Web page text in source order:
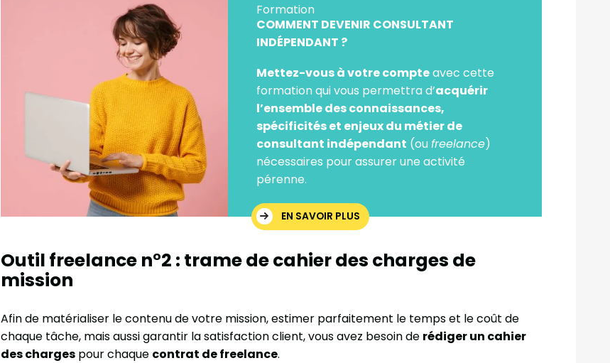
Formation
COMMENT DEVENIR CONSULTANT
INDÉPENDANT ?
Mettez-vous à votre compteavec cette
formation qui vous permettra d’acquérir
l’ensemble des connaissances,
spécificités et enjeux du métier de
consultant indépendant (oufreelance)
nécessaires pour assurer une activité
pérenne.
EN SAVOIR PLUS
Outil freelance n°2 : trame de cahier des charges de
mission
Afin de matérialiser le contenu de votre mission, estimer parfaitement le temps et le coût de
chaque tâche, mais aussi garantir la satisfaction client, vous avez besoin de rédiger un cahier
des charges pour chaque contrat de freelance.